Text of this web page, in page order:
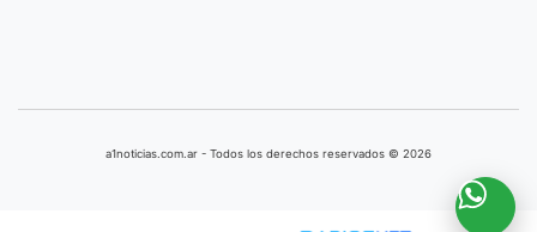
a1noticias.com.ar - Todos los derechos reservados © 2026